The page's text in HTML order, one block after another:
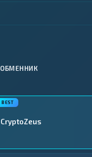
ОБМЕННИК
CryptoZeus